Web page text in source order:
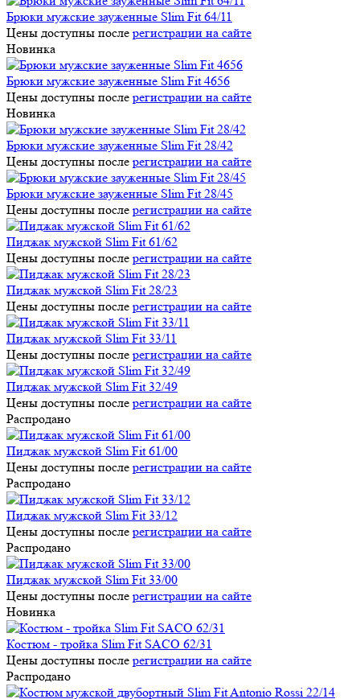
Брюки мужские зауженные Slim Fit 64/11
Цены доступны после регистрации на сайте
Новинка
Брюки мужские зауженные Slim Fit 4656
Цены доступны после регистрации на сайте
Новинка
Брюки мужские зауженные Slim Fit 28/42
Цены доступны после регистрации на сайте
Брюки мужские зауженные Slim Fit 28/45
Цены доступны после регистрации на сайте
Пиджак мужской Slim Fit 61/62
Цены доступны после регистрации на сайте
Пиджак мужской Slim Fit 28/23
Цены доступны после регистрации на сайте
Пиджак мужской Slim Fit 33/11
Цены доступны после регистрации на сайте
Пиджак мужской Slim Fit 32/49
Цены доступны после регистрации на сайте
Распродано
Пиджак мужской Slim Fit 61/00
Цены доступны после регистрации на сайте
Распродано
Пиджак мужской Slim Fit 33/12
Цены доступны после регистрации на сайте
Распродано
Пиджак мужской Slim Fit 33/00
Цены доступны после регистрации на сайте
Новинка
Костюм - тройка Slim Fit SACO 62/31
Цены доступны после регистрации на сайте
Распродано